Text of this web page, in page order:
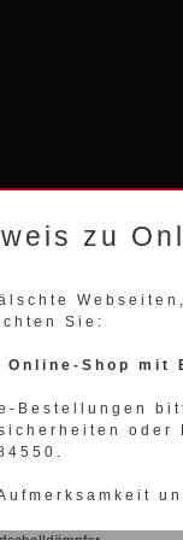
Presse 10 reasons why
Shop > Akrapovic
zu
Sie:
Shop
Bestellungen